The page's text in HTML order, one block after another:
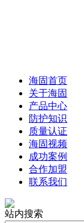
海固首页
关于海固
产品中心
防护知识
质量认证
海固视频
成功案例
合作加盟
联系我们
站内搜索